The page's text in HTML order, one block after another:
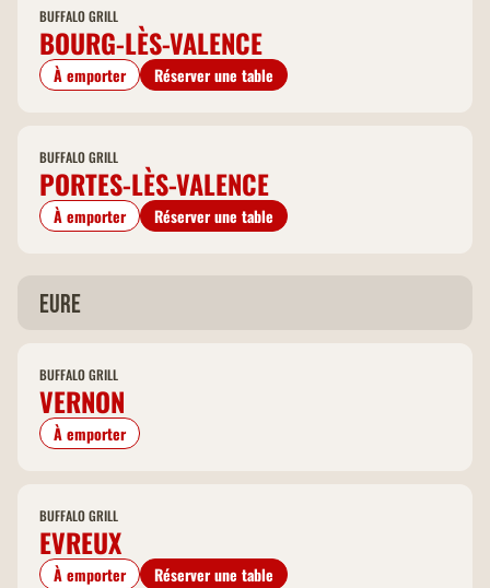
BUFFALO GRILL
BOURG-LÈS-VALENCE
À emporter Réserver une table
BUFFALO GRILL
PORTES-LÈS-VALENCE
À emporter Réserver une table
Eure
BUFFALO GRILL
VERNON
À emporter
BUFFALO GRILL
EVREUX
À emporter Réserver une table